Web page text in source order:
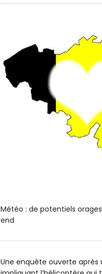
Météo : de potentiels
end
Une enquête ouverte après